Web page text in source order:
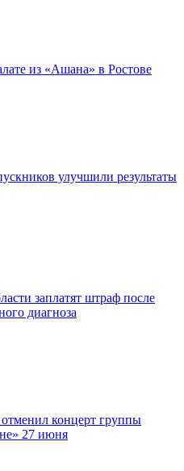
из «Ашана» в Ростове
улучшили результаты
заплатят штраф после
диагноза
концерт группы
27 июня